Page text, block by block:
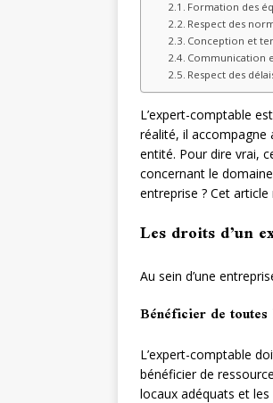
Formation des
Respect des
Conception et
Communication
Respect des
L’expert-comptable
réalité, il accompagne
entité. Pour dire vrai,
concernant le
entreprise ? Cet
Les droits d’un
Au sein d’une
Bénéficier de toutes
L’expert-comptable
bénéficier de
locaux adéquats et